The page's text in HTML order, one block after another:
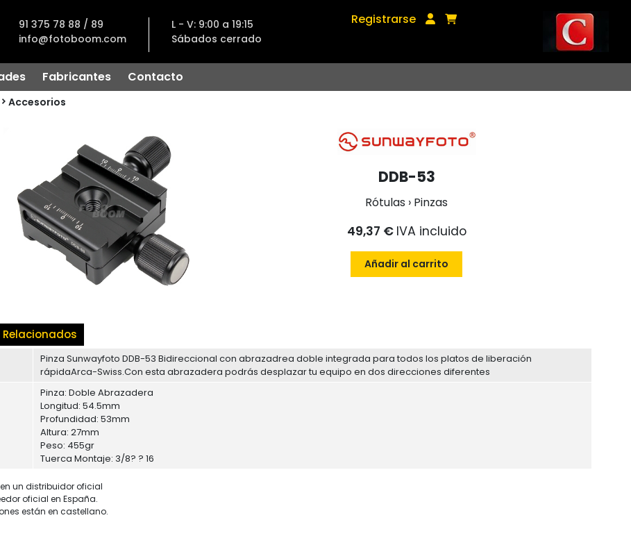
91 375 78 88 / 89
info@fotoboom.com
L - V: 9:00 a 19:15
Sábados cerrado
Registrarse
Fabricantes
Contacto
Accesorios
DDB-53
Rótulas › Pinzas
49,37 € IVA incluido
Añadir al carrito
Relacionados
Pinza Sunwayfoto DDB-53 Bidireccional con abrazadrea doble integrada para todos los platos de liberación
rápidaArca-Swiss.Con esta abrazadera podrás desplazar tu equipo en dos direcciones diferentes
Pinza: Doble Abrazadera
Longitud: 54.5mm
Profundidad: 53mm
Altura: 27mm
Peso: 455gr
Tuerca Montaje: 3/8? ? 16
un distribuidor oficial
oficial en España.
están en castellano.